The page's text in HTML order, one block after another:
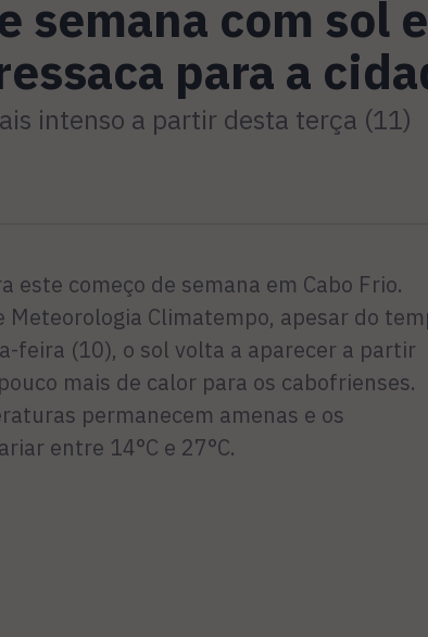
semana com sol
para a
intenso a partir desta terça (11)
este começo de semana em Cabo Frio.
Climatempo, apesar do
feira (10), o sol volta a aparecer a partir
mais de calor para os cabofrienses.
permanecem amenas e os
entre 14°C e 27°C.